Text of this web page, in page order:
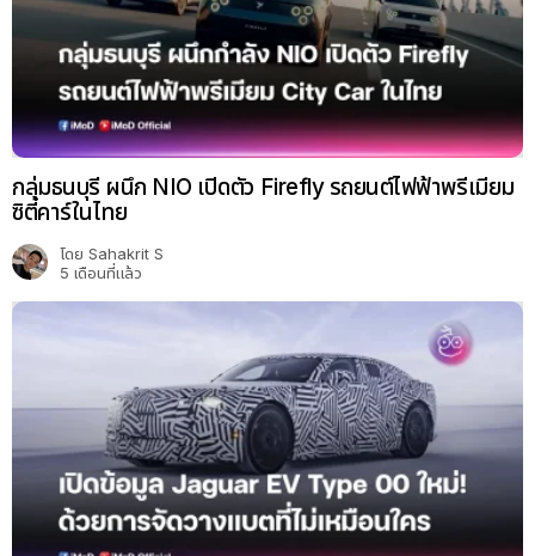
กลุ่มธนบุรี ผนึก NIO เปิดตัว Firefly รถยนต์ไฟฟ้าพรีเมียม
ซิตี้คาร์ในไทย
โดย Sahakrit S
5 เดือนที่แล้ว